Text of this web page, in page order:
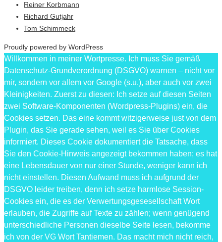
Reiner Korbmann
Richard Gutjahr
Tom Schimmeck
Proudly powered by WordPress
Willkommen in meiner Wortpresse. Ich muss Sie gemäß
Datenschutz-Grundverordnung (DSGVO) warnen – nicht vor
mir, sondern vor allem vor Google (s.u.), aber auch vor zwei
Kleinigkeiten. Zuerst zu diesen: Ich setze auf diesen Seiten
zwei Software-Komponenten (Wordpress-Plugins) ein, die
Cookies setzen. Das eine kommt witzigerweise just von dem
Plugin, das Sie gerade sehen, weil es Sie über Cookies
informiert. Dieses Cookie dokumentiert die Tatsache, dass
Sie den Cookie-Hinweis angezeigt bekommen haben; es hat
eine Lebensdauer von nur einer Stunde, weniger kann ich
nicht einstellen. Diesen Aufwand muss ich aufgrund der
DSGVO leider treiben, denn ich setze harmlose Session-
Cookies ein, die es der Verwertungsgesesellschaft Wort
erlauben, die Zugriffe auf Texte zu zählen; wenn genügend
unterschiedliche Personen dieselbe Seite lesen, bekomme
ich von der VG Wort Tantiemen. Das macht mich nicht reich,